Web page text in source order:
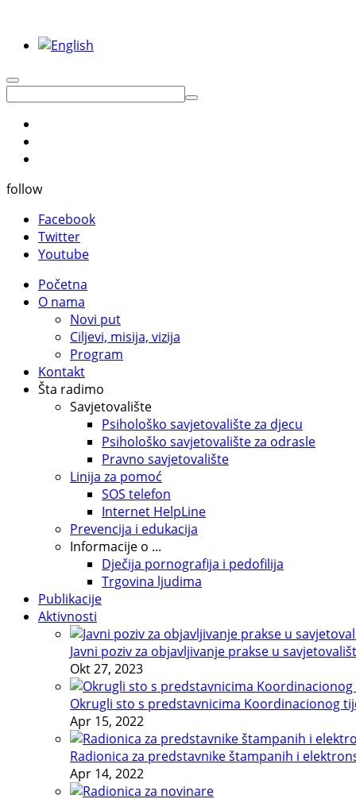
follow
Facebook
Twitter
Youtube
Početna
O nama
Novi put
Ciljevi, misija, vizija
Program
Kontakt
Šta radimo
Savjetovalište
Psihološko savjetovalište za djecu
Psihološko savjetovalište za odrasle
Pravno savjetovalište
Linija za pomoć
SOS telefon
Internet HelpLine
Prevencija i edukacija
Informacije o ...
Dječija pornografija i pedofilija
Trgovina ljudima
Publikacije
Aktivnosti
Javni poziv za objavljivanje prakse u
Okt 27, 2023
Okrugli sto s predstavnicima Koordinacionog
Apr 15, 2022
Radionica za predstavnike štampanih i
Apr 14, 2022